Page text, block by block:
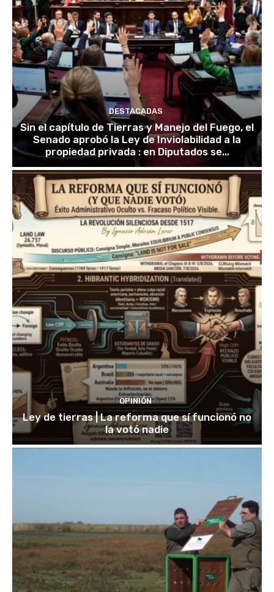
DESTACADAS
Sin el capítulo de Tierras y Manejo del Fuego, el
Senado aprobó la Ley de Inviolabilidad a la
propiedad privada : en Diputados se...
OPINIÓN
Ley de tierras | La reforma que sí funcionó no
la votó nadie